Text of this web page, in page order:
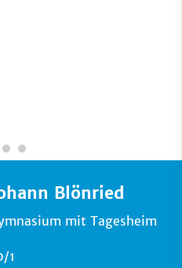
Blönried
mit Tagesheim
1